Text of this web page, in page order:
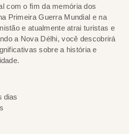
com o fim da memória dos
Primeira Guerra Mundial e na
e atualmente atrai turistas e
a Nova Délhi, você descobrirá
sobre a história e
dias